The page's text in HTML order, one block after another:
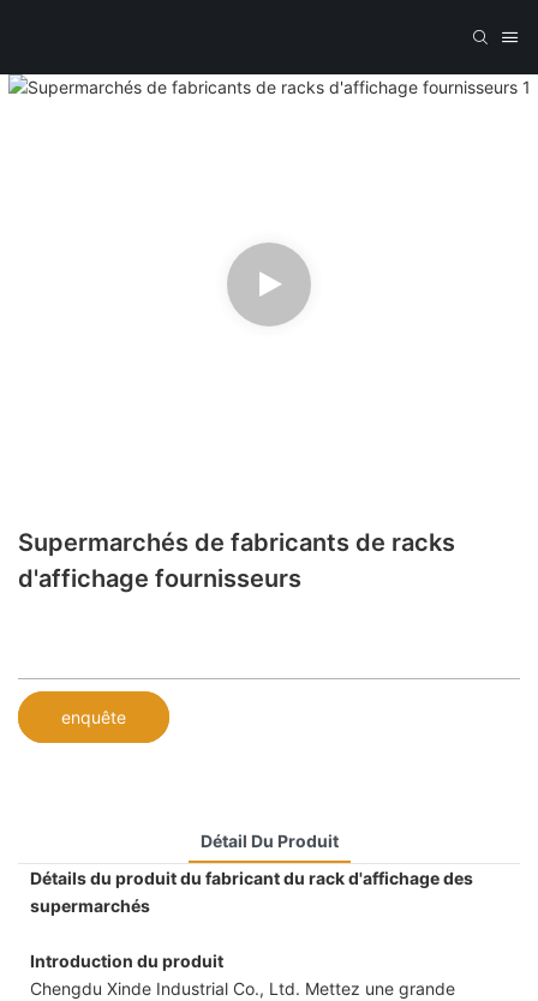
Supermarchés de fabricants de racks
d'affichage fournisseurs
enquête
Détail Du Produit
Détails du produit du fabricant du rack d'affichage des
supermarchés
Introduction du produit
Chengdu Xinde Industrial Co., Ltd. Mettez une grande